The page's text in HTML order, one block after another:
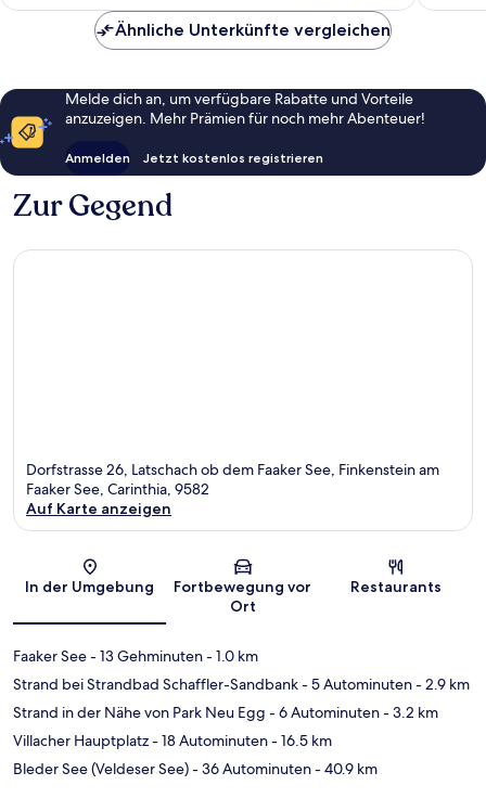
Ähnliche Unterkünfte vergleichen
Melde dich an, um verfügbare Rabatte und Vorteile
anzuzeigen. Mehr Prämien für noch mehr Abenteuer!
Anmelden Jetzt kostenlos registrieren
Zur Gegend
Dorfstrasse 26, Latschach ob dem Faaker See, Finkenstein am
Faaker See, Carinthia, 9582
Auf Karte anzeigen
In der Umgebung
Fortbewegung vor
Ort
Restaurants
Faaker See- 13 Gehminuten- 1.0 km
Strand bei Strandbad Schaffler-Sandbank- 5 Autominuten- 2.9 km
Strand in der Nähe von Park Neu Egg - 6 Autominuten- 3.2 km
Villacher Hauptplatz- 18 Autominuten- 16.5 km
Bleder See (Veldeser See)- 36 Autominuten- 40.9 km